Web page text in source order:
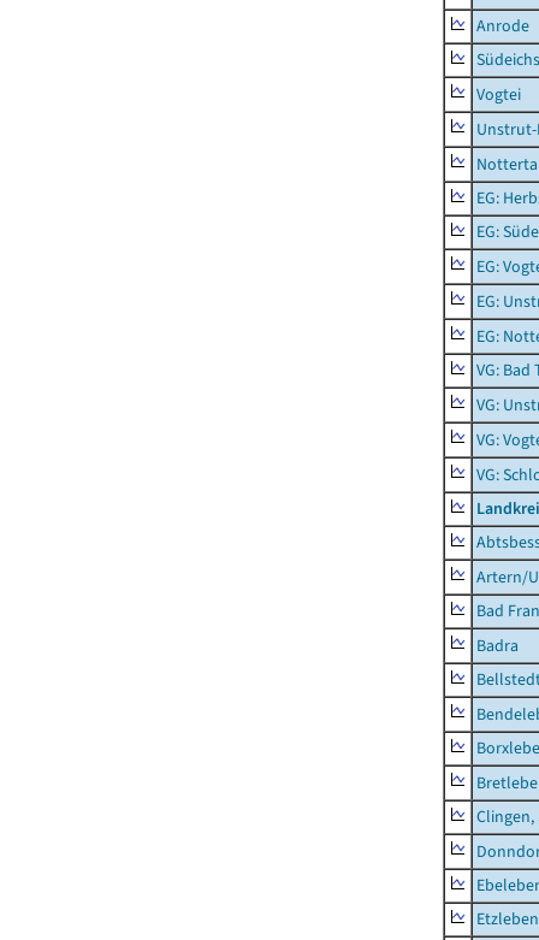
Anrode
Vogtei
EG:
EG:
EG:
EG:
EG:
VG: Bad
VG:
VG:
VG:
Artern/
Bad
Badra
Etzleben